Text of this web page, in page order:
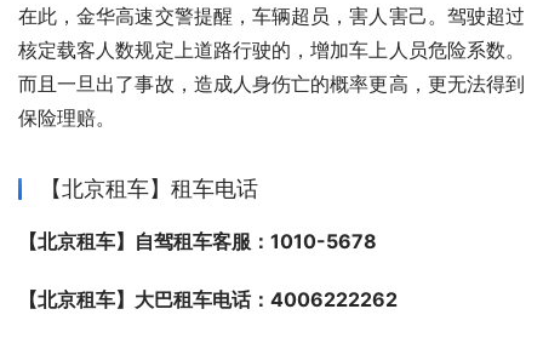
在此，金华高速交警提醒，车辆超员，害人害己。驾驶超过
核定载客人数规定上道路行驶的，增加车上人员危险系数。
而且一旦出了事故，造成人身伤亡的概率更高，更无法得到
保险理赔。
【北京租车】租车电话
【北京租车】自驾租车客服：1010-5678
【北京租车】大巴租车电话：4006222262